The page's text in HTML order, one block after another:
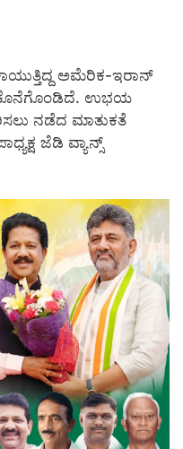
ಅಮೆರಿಕ-ಇರಾನ್
ಕೊನೆಗೊಂಡಿದೆ. ಉಭಯ
ನಡೆದ ಮಾತುಕತೆ
ಜೆಡಿ ವ್ಯಾನ್ಸ್